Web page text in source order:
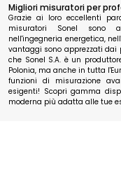
Migliori misuratori per
Grazie ai loro eccellenti
misuratori Sonel sono
nell'ingegneria energetica,
vantaggi sono apprezzati dai
che Sonel S.A. è un
Polonia, ma anche in tutta
funzioni di misurazione
esigenti! Scopri gamma
moderna più adatta alle tue